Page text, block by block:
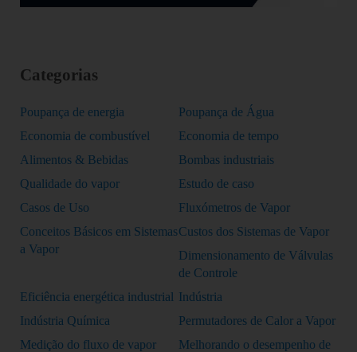
Categorias
Poupança de energia
Poupança de Água
Economia de combustível
Economia de tempo
Alimentos & Bebidas
Bombas industriais
Qualidade do vapor
Estudo de caso
Casos de Uso
Fluxómetros de Vapor
Conceitos Básicos em Sistemas
a Vapor
Custos dos Sistemas de Vapor
Dimensionamento de Válvulas
de Controle
Eficiência energética industrial Indústria
Indústria Química
Permutadores de Calor a Vapor
Medição do fluxo de vapor
Melhorando o desempenho de